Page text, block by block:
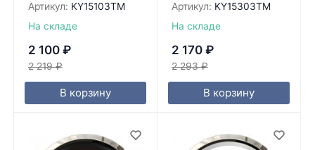
Артикул: KY15103TM
На складе
2 100 ₽
2 219 ₽
В корзину
Артикул: KY15303TM
На складе
2 170 ₽
2 293 ₽
В корзину